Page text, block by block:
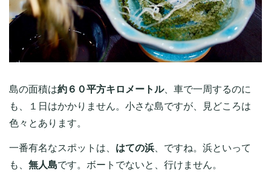
島の面積は約６０平方キロメートル、車で一周するのに
も、１日はかかりません。小さな島ですが、見どころは
色々とあります。
一番有名なスポットは、 はての浜 、ですね。浜といって
も、 無人島です。ボートでないと、行けません。